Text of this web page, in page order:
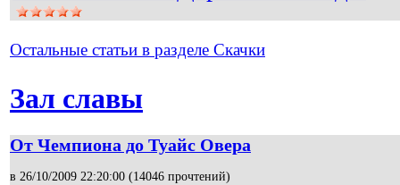
Остальные статьи в разделе Скачки
Зал славы
От Чемпиона до Туайс Овера
в 26/10/2009 22:20:00 (14046 прочтений)